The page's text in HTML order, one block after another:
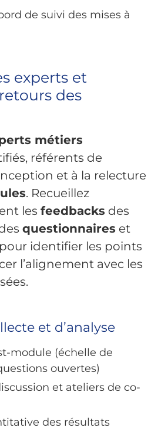
de suivi des mises à
experts et
des
métiers
référents de
et à la relecture
. Recueillez
les feedbacks des
questionnaires et
pour identifier les points
l’alignement avec les
et d’analyse
module (échelle de
ouvertes)
et ateliers de co-
des résultats